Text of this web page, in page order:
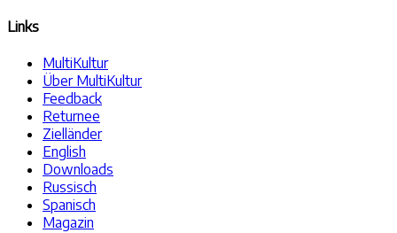
Links
MultiKultur
Über MultiKultur
Feedback
Returnee
Zielländer
English
Downloads
Russisch
Spanisch
Magazin